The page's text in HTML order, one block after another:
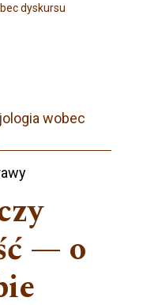
dyskursu
wobec
— o